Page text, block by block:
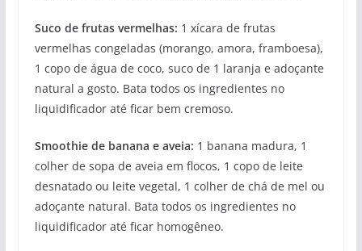
Suco de frutas vermelhas: 1 xícara de frutas
vermelhas congeladas (morango, amora, framboesa),
1 copo de água de coco, suco de 1 laranja e adoçante
natural a gosto. Bata todos os ingredientes no
liquidificador até ficar bem cremoso.
Smoothie de banana e aveia: 1 banana madura, 1
colher de sopa de aveia em flocos, 1 copo de leite
desnatado ou leite vegetal, 1 colher de chá de mel ou
adoçante natural. Bata todos os ingredientes no
liquidificador até ficar homogêneo.